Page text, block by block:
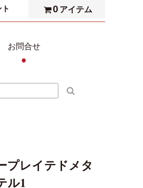
0 アイテム
お問合せ
●
プレイテドメタ
ル1